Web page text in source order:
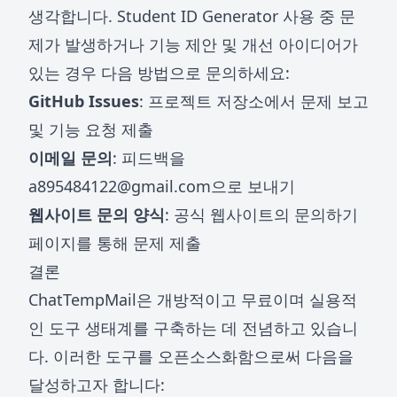
생각합니다. Student ID Generator 사용 중 문
제가 발생하거나 기능 제안 및 개선 아이디어가
있는 경우 다음 방법으로 문의하세요:
GitHub Issues: 프로젝트 저장소에서 문제 보고
및 기능 요청 제출
이메일 문의: 피드백을
a895484122@gmail.com으로 보내기
웹사이트 문의 양식: 공식 웹사이트의 문의하기
페이지를 통해 문제 제출
결론
ChatTempMail은 개방적이고 무료이며 실용적
인 도구 생태계를 구축하는 데 전념하고 있습니
다. 이러한 도구를 오픈소스화함으로써 다음을
달성하고자 합니다: